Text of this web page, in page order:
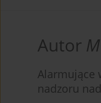
Autor
Alarmujące
nadzoru